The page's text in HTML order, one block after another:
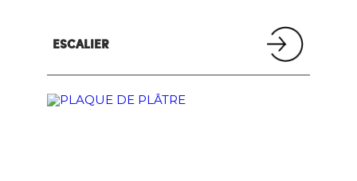
ESCALIER